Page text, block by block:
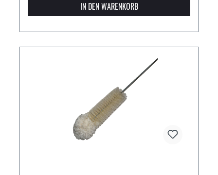
IN DEN WARENKORB